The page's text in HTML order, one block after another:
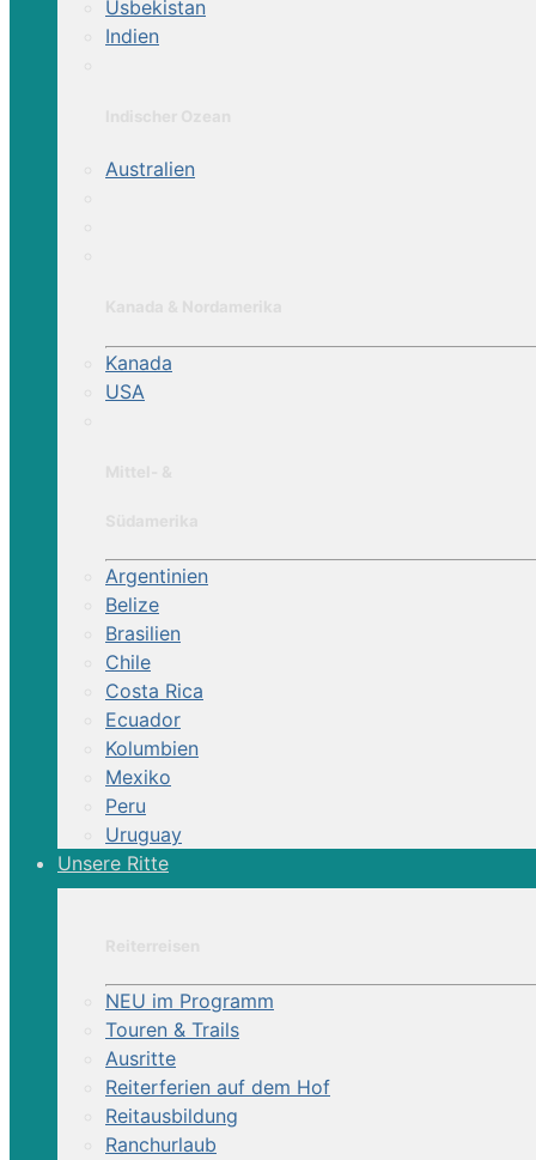
Usbekistan
Indien
Australien
Kanada
USA
Argentinien
Belize
Brasilien
Chile
Costa Rica
Ecuador
Kolumbien
Mexiko
Peru
Uruguay
Unsere Ritte
NEU im Programm
Touren & Trails
Ausritte
Reiterferien auf dem Hof
Reitausbildung
Ranchurlaub
startseite
pegasus
reisen
europa
elsass_jura_burg
Reiterhof | Naturpark Burgund im
Spitzige Ausritte und Ganztagestouren in